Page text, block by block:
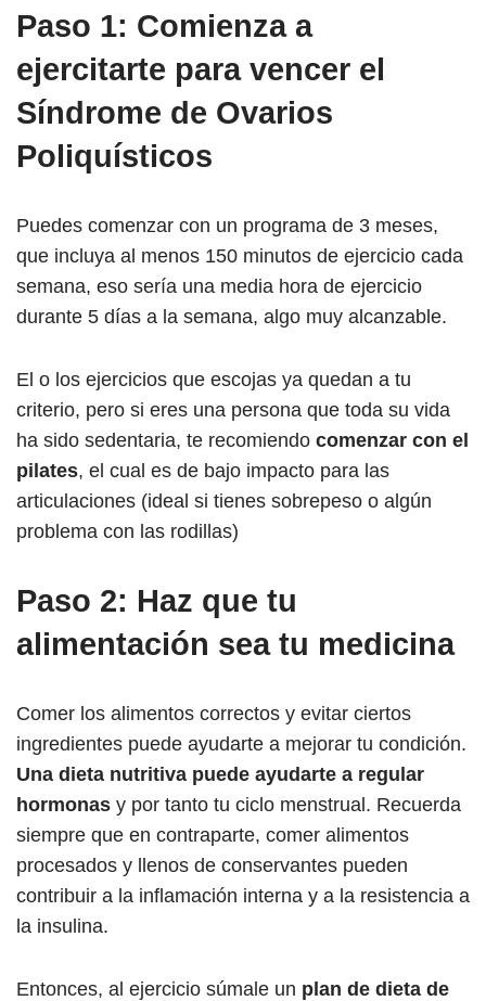
Paso 1: Comienza a
ejercitarte para vencer el
Síndrome de Ovarios
Poliquísticos
Puedes comenzar con un programa de 3 meses,
que incluya al menos 150 minutos de ejercicio cada
semana, eso sería una media hora de ejercicio
durante 5 días a la semana, algo muy alcanzable.
El o los ejercicios que escojas ya quedan a tu
criterio, pero si eres una persona que toda su vida
ha sido sedentaria, te recomiendo comenzar con el
pilates, el cual es de bajo impacto para las
articulaciones (ideal si tienes sobrepeso o algún
problema con las rodillas)
Paso 2: Haz que tu
alimentación sea tu medicina
Comer los alimentos correctos y evitar ciertos
ingredientes puede ayudarte a mejorar tu condición.
Una dieta nutritiva puede ayudarte a regular
hormonas y por tanto tu ciclo menstrual. Recuerda
siempre que en contraparte, comer alimentos
procesados ​​y llenos de conservantes pueden
contribuir a la inflamación interna y a la resistencia a
la insulina.
Entonces, al ejercicio súmale un plan de dieta de